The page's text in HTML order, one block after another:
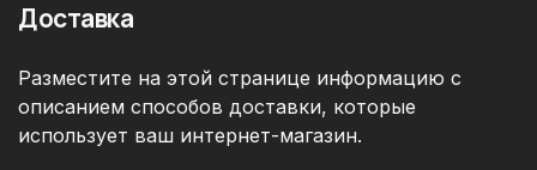
Доставка
Разместите на этой странице информацию с
описанием способов доставки, которые
использует ваш интернет-магазин.